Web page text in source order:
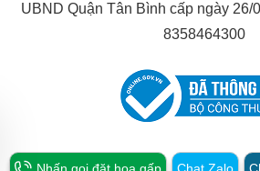
UBND Quận Tân Bình cấp ngày 26/
8358464300